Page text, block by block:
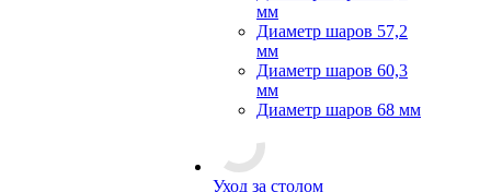
мм
Диаметр шаров 57,2
мм
Диаметр шаров 60,3
мм
Диаметр шаров 68 мм
Уход за столом